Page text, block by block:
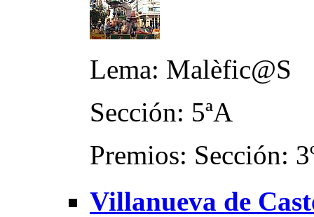
Lema: Malèfic@S
Sección: 5ªA
Premios: Sección:
Villanueva de